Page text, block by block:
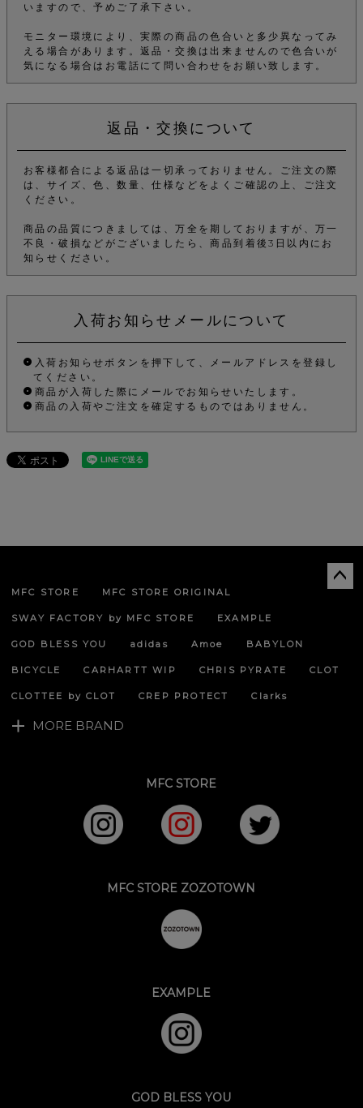
いますので、予めご了承下さい。
モニター環境により、実際の商品の色合いと多少異なってみ
える場合があります。返品・交換は出来ませんので色合いが
気になる場合はお電話にて問い合わせをお願い致します。
返品・交換について
お客様都合による返品は一切承っておりません。ご注文の際
は、サイズ、色、数量、仕様などをよくご確認の上、ご注文
ください。
商品の品質につきましては、万全を期しておりますが、万一
不良・破損などがございましたら、商品到着後3日以内にお
知らせください。
入荷お知らせメールについて
入荷お知らせボタンを押下して、メールアドレスを登録し
てください。
商品が入荷した際にメールでお知らせいたします。
商品の入荷やご注文を確定するものではありません。
MFC STORE MFC STORE ORIGINAL
SWAY FACTORY by MFC STORE EXAMPLE
GOD BLESS YOU adidas Amoe BABYLON
BICYCLE CARHARTT WIP CHRIS PYRATE CLOT
CLOTTEE by CLOT CREP PROTECT Clarks
MORE BRAND
MFC STORE
MFC STORE ZOZOTOWN
EXAMPLE
GOD BLESS YOU